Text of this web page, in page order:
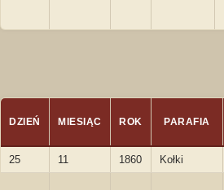
DZIEŃ MIESIĄC ROK PARAFIA
25 11 1860 Kołki